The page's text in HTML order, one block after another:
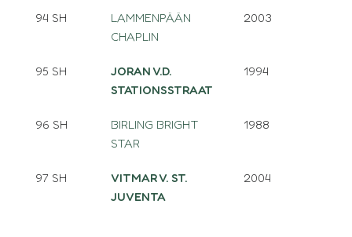
94 SH
LAMMENPÄÄN
CHAPLIN
2003
95 SH
JORAN V.D.
STATIONSSTRAAT
1994
96 SH
BIRLING BRIGHT
STAR
1988
97 SH
VITMAR V. ST.
JUVENTA
2004